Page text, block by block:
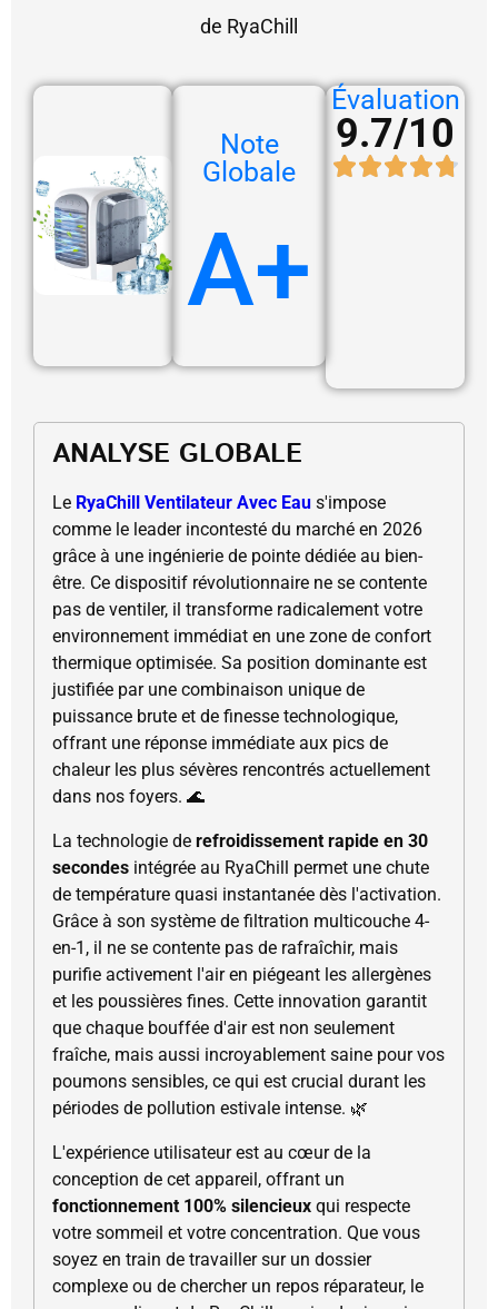
de RyaChill
Note
Globale
A+
Évaluation
9.7/10
ANALYSE GLOBALE
Le RyaChill Ventilateur Avec Eau s'impose
comme le leader incontesté du marché en 2026
grâce à une ingénierie de pointe dédiée au bien-
être. Ce dispositif révolutionnaire ne se contente
pas de ventiler, il transforme radicalement votre
environnement immédiat en une zone de confort
thermique optimisée. Sa position dominante est
justifiée par une combinaison unique de
puissance brute et de finesse technologique,
offrant une réponse immédiate aux pics de
chaleur les plus sévères rencontrés actuellement
dans nos foyers. 🌊
La technologie de refroidissement rapide en 30
secondes intégrée au RyaChill permet une chute
de température quasi instantanée dès l'activation.
Grâce à son système de filtration multicouche 4-
en-1, il ne se contente pas de rafraîchir, mais
purifie activement l'air en piégeant les allergènes
et les poussières fines. Cette innovation garantit
que chaque bouffée d'air est non seulement
fraîche, mais aussi incroyablement saine pour vos
poumons sensibles, ce qui est crucial durant les
périodes de pollution estivale intense. 🌿
L'expérience utilisateur est au cœur de la
conception de cet appareil, offrant un
fonctionnement 100% silencieux qui respecte
votre sommeil et votre concentration. Que vous
soyez en train de travailler sur un dossier
complexe ou de chercher un repos réparateur, le